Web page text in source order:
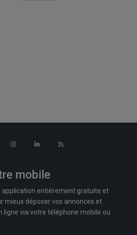
mobile
application entièrement gratuite et
mieux déposer vos annonces et
ligne via votre téléphone mobile ou